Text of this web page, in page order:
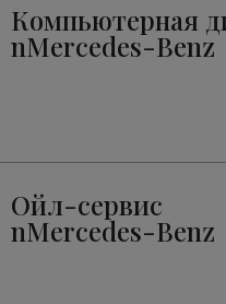
Компьютерная
nMercedes-Benz
Ойл-сервис
nMercedes-Benz